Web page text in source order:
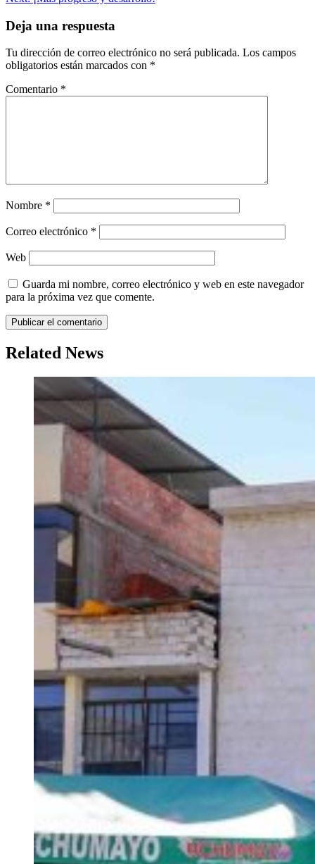
de
entradas
Deja una respuesta
Tu dirección de correo electrónico no será publicada. Los campos
obligatorios están marcados con *
Comentario *
Nombre *
Correo electrónico *
Web
Guarda mi nombre, correo electrónico y web en este navegador
para la próxima vez que comente.
Related News